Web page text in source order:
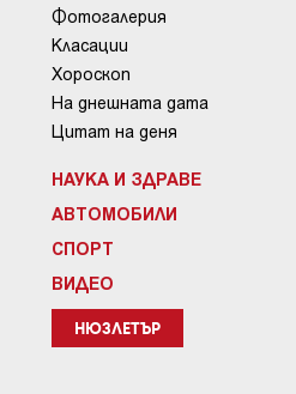
Фотогалерия
Класации
Хороскоп
На днешната дата
Цитат на деня
НАУКА И ЗДРАВЕ
АВТОМОБИЛИ
СПОРТ
ВИДЕО
НЮЗЛЕТЪР